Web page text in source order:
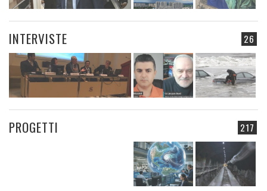
26
INTERVISTE
217
PROGETTI